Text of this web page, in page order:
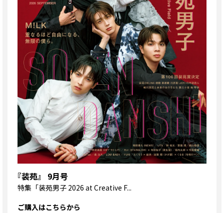
『装苑』 9月号
特集 「装苑男子 2026 at Creative F...
ご購入はこちらから